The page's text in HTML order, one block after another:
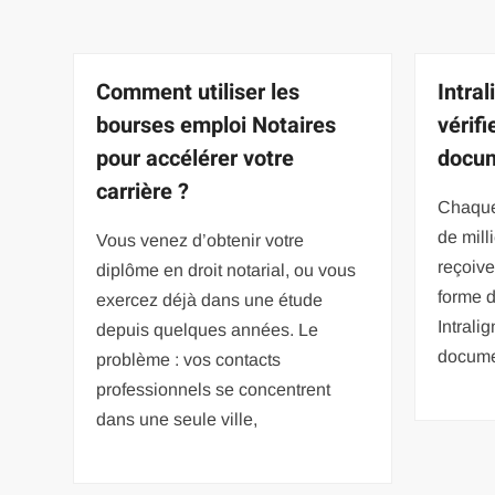
Comment utiliser les
bourses emploi Notaires
pour accélérer votre
carrière ?
Vous venez d’obtenir votre
diplôme en droit notarial, ou vous
exercez déjà dans une étude
depuis quelques années. Le
problème : vos contacts
professionnels se concentrent
dans une seule ville,
de
forme